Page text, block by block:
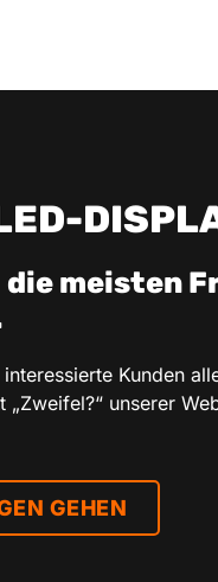
die meisten
Kunden
unserer
GEHEN